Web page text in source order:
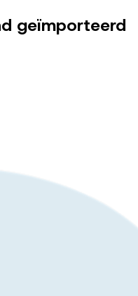
geïmporteerd